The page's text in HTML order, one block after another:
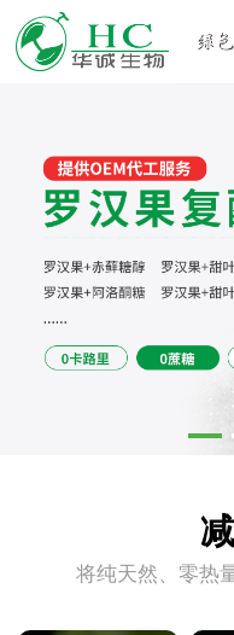
将纯天然、零热